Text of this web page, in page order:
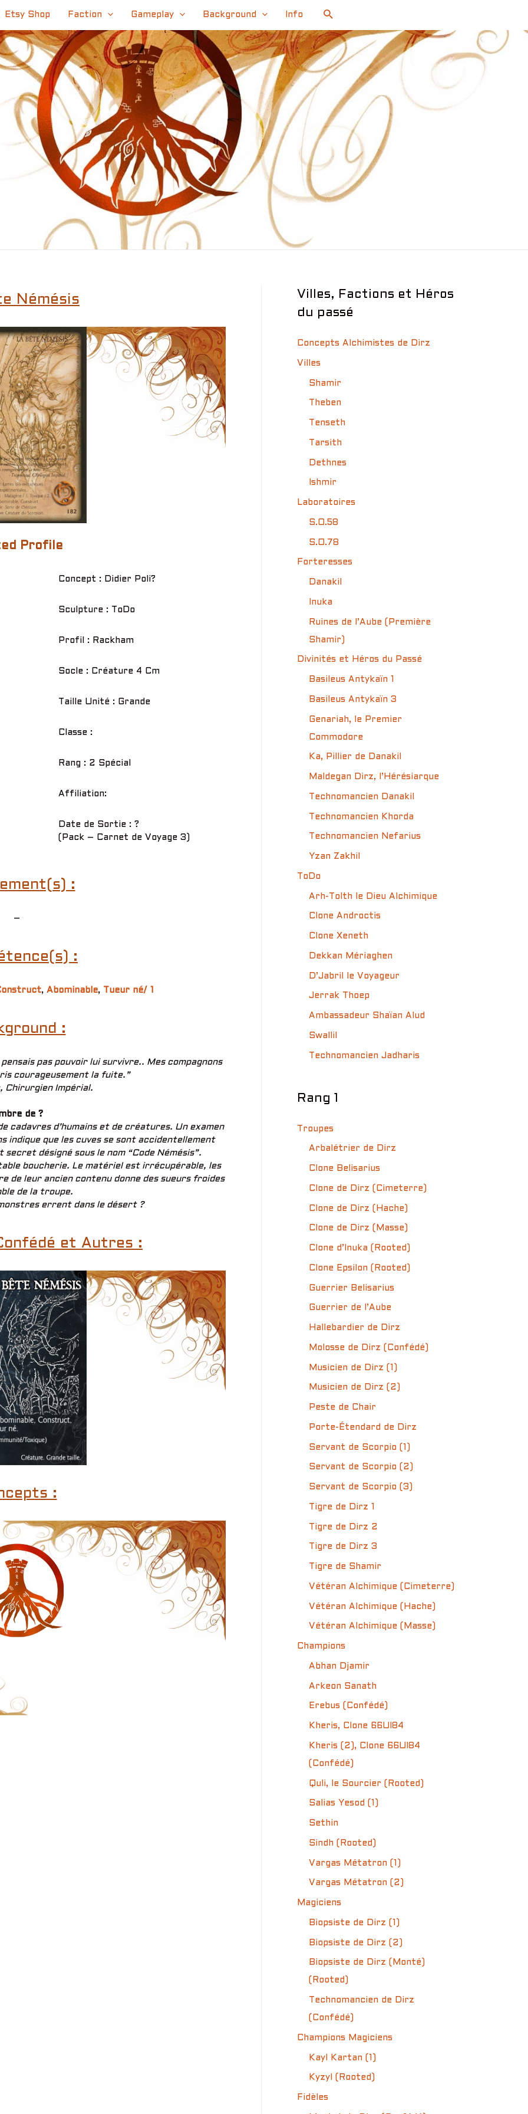
Etsy Shop Faction Gameplay Background Info Search
Némésis
Profile
Concept : Didier Poli?
Sculpture : ToDo
Profil : Rackham
Socle : Créature 4 Cm
Taille Unité : Grande
Classe :
Rang : 2 Spécial
Affiliation:
Date de Sortie : ?
(Pack – Carnet de Voyage 3)
:
–
:
, Abominable, Tueur né/ 1
:
pas pouvoir lui survivre.. Mes compagnons
courageusement la fuite.”
Chirurgien Impérial.
de ?
cadavres d’humains et de créatures. Un examen
indique que les cuves se sont accidentellement
désigné sous le nom “Code Némésis”.
boucherie. Le matériel est irrécupérable, les
de leur ancien contenu donne des sueurs froides
de la troupe.
errent dans le désert ?
et Autres :
:
Villes, Factions et Héros
du passé
Concepts Alchimistes de Dirz
Villes
Shamir
Theben
Tenseth
Tarsith
Dethnes
Ishmir
Laboratoires
S.O.58
S.O.78
Forteresses
Danakil
Inuka
Ruines de l’Aube (Première
Shamir)
Divinités et Héros du Passé
Basileus Antykaïn 1
Basileus Antykaïn 3
Genariah, le Premier
Commodore
Ka, Pillier de Danakil
Maldegan Dirz, l’Hérésiarque
Technomancien Danakil
Technomancien Khorda
Technomancien Nefarius
Yzan Zakhil
ToDo
Arh-Tolth le Dieu Alchimique
Clone Androctis
Clone Xeneth
Dekkan Mériaghen
D’Jabril le Voyageur
Jerrak Thoep
Ambassadeur Shaïan Alud
Swallil
Technomancien Jadharis
Rang 1
Troupes
Arbalétrier de Dirz
Clone Belisarius
Clone de Dirz (Cimeterre)
Clone de Dirz (Hache)
Clone de Dirz (Masse)
Clone d’Inuka (Rooted)
Clone Epsilon (Rooted)
Guerrier Belisarius
Guerrier de l’Aube
Hallebardier de Dirz
Molosse de Dirz (Confédé)
Musicien de Dirz (1)
Musicien de Dirz (2)
Peste de Chair
Porte-Étendard de Dirz
Servant de Scorpio (1)
Servant de Scorpio (2)
Servant de Scorpio (3)
Tigre de Dirz 1
Tigre de Dirz 2
Tigre de Dirz 3
Tigre de Shamir
Vétéran Alchimique (Cimeterre)
Vétéran Alchimique (Hache)
Vétéran Alchimique (Masse)
Champions
Abhan Djamir
Arkeon Sanath
Erebus (Confédé)
Kheris, Clone 66UI84
Kheris (2), Clone 66UI84
(Confédé)
Quli, le Sourcier (Rooted)
Salias Yesod (1)
Sethin
Sindh (Rooted)
Vargas Métatron (1)
Vargas Métatron (2)
Magiciens
Biopsiste de Dirz (1)
Biopsiste de Dirz (2)
Biopsiste de Dirz (Monté)
(Rooted)
Technomancien de Dirz
(Confédé)
Champions Magiciens
Kayl Kartan (1)
Kyzyl (Rooted)
Fidèles